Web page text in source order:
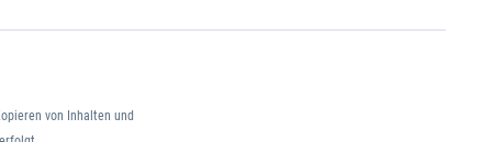
von Inhalten und